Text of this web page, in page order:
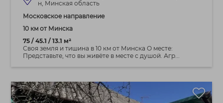
н, Минская область
Московское направление
10 км от Минска
75 / 45.1 / 13.1 м²
Своя земля и тишина в 10 км от Минска О месте:
Представьте, что вы живёте в месте с душой. Агр...